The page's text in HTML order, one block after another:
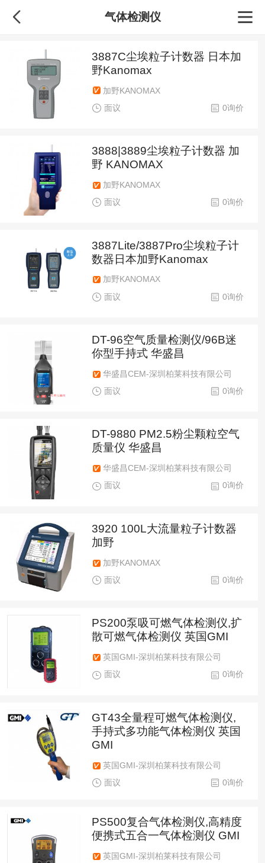
气体检测仪
3887C尘埃粒子计数器 日本加
野Kanomax
加野KANOMAX
0询价
面议
3888|3889尘埃粒子计数器 加
野 KANOMAX
加野KANOMAX
0询价
面议
3887Lite/3887Pro尘埃粒子计
数器日本加野Kanomax
加野KANOMAX
0询价
面议
DT-96空气质量检测仪/96B迷
你型手持式 华盛昌
华盛昌CEM-深圳柏莱科技有限公司
0询价
面议
DT-9880 PM2.5粉尘颗粒空气
质量仪 华盛昌
华盛昌CEM-深圳柏莱科技有限公司
0询价
面议
3920 100L大流量粒子计数器
加野
加野KANOMAX
0询价
面议
PS200泵吸可燃气体检测仪,扩
散可燃气体检测仪 英国GMI
英国GMI-深圳柏莱科技有限公司
0询价
面议
GT43全量程可燃气体检测仪,
手持式多功能气体检测仪 英国
GMI
英国GMI-深圳柏莱科技有限公司
0询价
面议
PS500复合气体检测仪,高精度
便携式五合一气体检测仪 GMI
英国GMI-深圳柏莱科技有限公司